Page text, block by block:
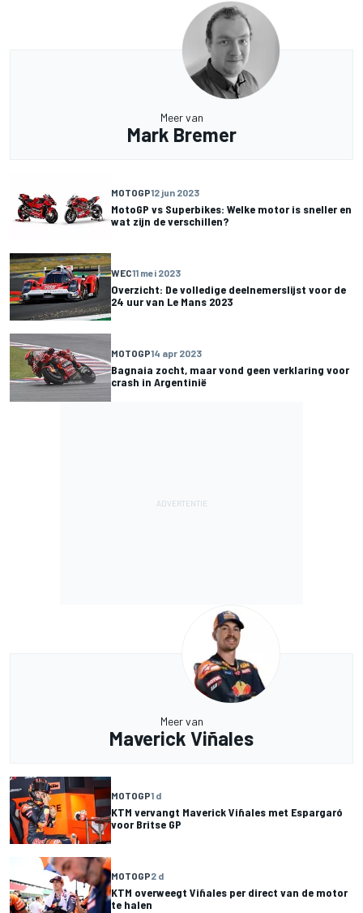
Meer van
Mark Bremer
MOTOGP12 jun 2023
MotoGP vs Superbikes: Welke motor is sneller en
wat zijn de verschillen?
WEC11 mei 2023
Overzicht: De volledige deelnemerslijst voor de
24 uur van Le Mans 2023
MOTOGP14 apr 2023
Bagnaia zocht, maar vond geen verklaring voor
crash in Argentinië
Meer van
Maverick Viñales
MOTOGP1 d
KTM vervangt Maverick Viñales met Espargaró
voor Britse GP
MOTOGP2 d
KTM overweegt Viñales per direct van de motor
te halen